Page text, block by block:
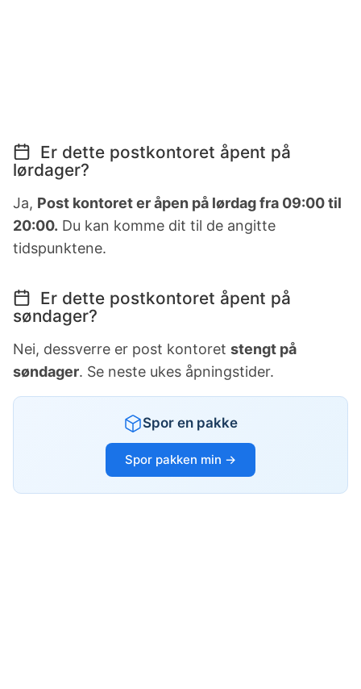
Er dette postkontoret åpent på
lørdager?
Ja, Post kontoret er åpen på lørdag fra 09:00 til
20:00. Du kan komme dit til de angitte
tidspunktene.
Er dette postkontoret åpent på
søndager?
Nei, dessverre er post kontoret stengt på
søndager. Se neste ukes åpningstider.
Spor en pakke
Spor pakken min →